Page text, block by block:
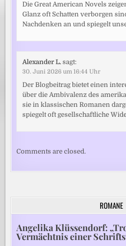
Die Great American Novels
Glanz oft Schatten verborgen
Nachdenken an und spiegelt
Alexander L. sagt:
30. Juni 2026 um 16:44 Uhr
Der Blogbeitrag bietet einen
über die Ambivalenz des
sie in klassischen Romanen
spiegelt oft gesellschaftliche
Comments are closed.
ROMANE
Angelika Klüssendorf:
Vermächtnis einer